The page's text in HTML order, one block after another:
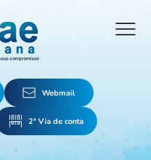
Webmail
2ª Via de conta